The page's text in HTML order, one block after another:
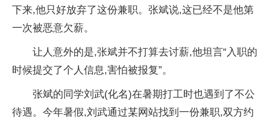
下来,他只好放弃了这份兼职。张斌说,这已经不是他第
一次被恶意欠薪。
让人意外的是,张斌并不打算去讨薪,他坦言“入职的
时候提交了个人信息,害怕被报复”。
张斌的同学刘武(化名)在暑期打工时也遇到了不公
待遇。今年暑假,刘武通过某网站找到一份兼职,双方约